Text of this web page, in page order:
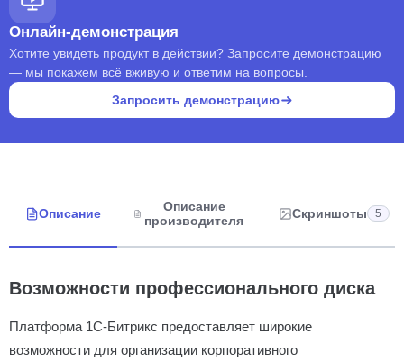
Онлайн-демонстрация
Хотите увидеть продукт в действии? Запросите демонстрацию
— мы покажем всё вживую и ответим на вопросы.
Запросить демонстрацию
Описание
Описание
производителя
Скриншоты 5
Возможности профессионального диска
Платформа 1С-Битрикс предоставляет широкие
возможности для организации корпоративного